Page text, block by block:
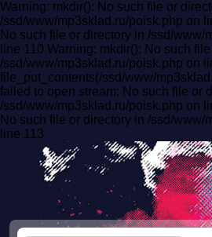
Warning: mkdir(): No such file or
/ssd/www/mp3sklad.ru/poisk.php on
No such file or directory in /ssd/www/
line 110 Warning: mkdir(): No such
/ssd/www/mp3sklad.ru/poisk.php on
file_put_contents(/ssd/www/
failed to open stream: No such file or
/ssd/www/mp3sklad.ru/poisk.php on
No such file or directory in /ssd/www/
line 113